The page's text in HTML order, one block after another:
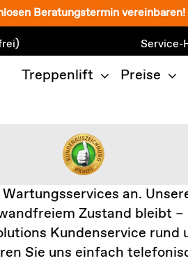
Beratungstermin vereinbaren!
Treppenlift Preise
an.
Zustand bleibt
Kundenservice rund
Sie uns einfach